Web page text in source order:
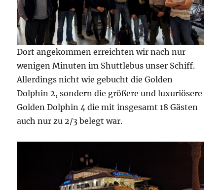
Dort angekommen erreichten wir nach nur
wenigen Minuten im Shuttlebus unser Schiff.
Allerdings nicht wie gebucht die Golden
Dolphin 2, sondern die größere und luxuriösere
Golden Dolphin 4 die mit insgesamt 18 Gästen
auch nur zu 2/3 belegt war.